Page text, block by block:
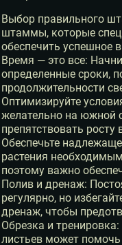
Выбор правильного
штаммы, которые
обеспечить успешное
Время — это все:
определенные сроки,
продолжительности
Оптимизируйте
желательно на южной
препятствовать росту
Обеспечьте
растения
поэтому важно
Полив и дренаж:
регулярно, но
дренаж, чтобы
Обрезка и
листьев может